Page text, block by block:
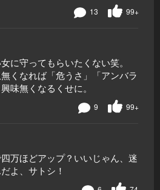
99+
13
に守ってもらいたくない笑。
くなれば「危うさ」「アンバラ
味無くなるくせに。
99+
9
万ほどアップ？いいじゃん、迷
よ、サトシ！